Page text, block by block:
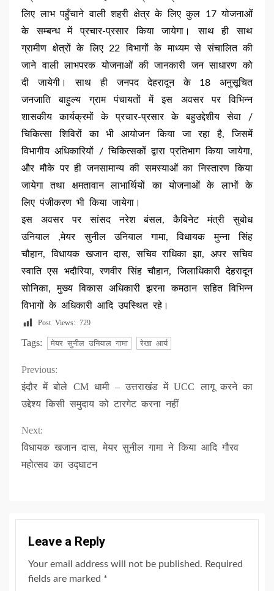
लिए लाभ पहुँचाने वाली शहरी क्षेत्र के लिए कुल 17 योजनाओं
के सम्बन्ध में प्रचार-प्रसार किया जायेगा। साथ ही साथ
ग्रामीण क्षेत्रों के लिए 22 विभागों के माध्यम से संचालित की
जाने वाली लाभपरक योजनाओं की जानकारी जन साधारण को
दी जायेगी। साथ ही जनपद देहरादून के 18 अनुसूचित
जनजाति बाहुल्य ग्राम पंचायतों में इस अवसर पर विभिन्न
शासकीय कार्यक्रमों के प्रचार-प्रसार के बहुउद्देशीय सेवा /
चिकित्सा शिविरों का भी आयोजन किया जा रहा है, जिसमें
विभागीय अधिकारियों / चिकित्सकों द्वारा प्रतिभाग किया जायेगा,
और मौके पर ही जनसामान्य की समस्याओं का निस्तारण किया
जायेगा तथा क्षमतावान लाभार्थियों का योजनाओं के लाभों के
लिए पंजीकरण भी किया जायेगा।
इस अवसर पर सांसद नरेश बंसल, कैबिनेट मंत्री सुबोध
उनियाल ,मेयर सुनील उनियाल गामा, विधायक मुन्ना सिंह
चौहान, विधायक खजान दास, सचिव राधिका झा, अपर सचिव
स्वाति एस भदौरिया, रणवीर सिंह चौहान, जिलाधिकारी देहरादून
सोनिका, मुख्य विकास अधिकारी झरना कमठान सहित विभिन्न
विभागों के अधिकारी आदि उपस्थित रहे।
Post Views: 729
Tags: मेयर सुनील उनियाल गामा रेखा आर्य
Continue
Reading
Previous:
इंदौर में बोले CM धामी – उत्तराखंड में UCC लागू करने का
उद्देश्य किसी समुदाय को टारगेट करना नहीं
Next:
विधायक खजान दास, मेयर सुनील गामा ने किया आदि गौरव
महोत्सव का उद्घाटन
Leave a Reply
Your email address will not be published. Required
fields are marked *